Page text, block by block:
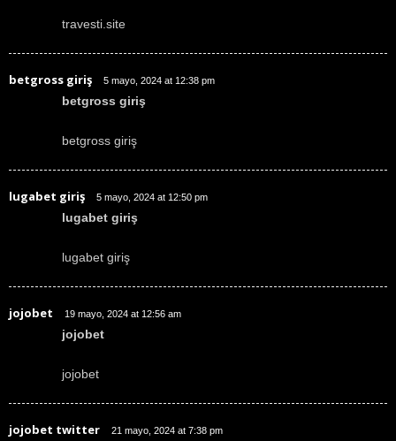
travesti.site
betgross giriş 5 mayo, 2024 at 12:38 pm
betgross giriş
betgross giriş
lugabet giriş 5 mayo, 2024 at 12:50 pm
lugabet giriş
lugabet giriş
jojobet 19 mayo, 2024 at 12:56 am
jojobet
jojobet
jojobet twitter 21 mayo, 2024 at 7:38 pm